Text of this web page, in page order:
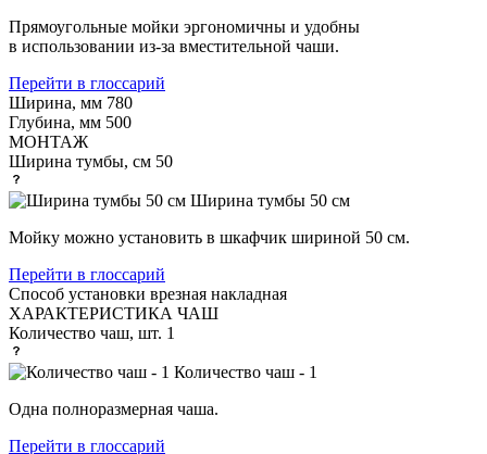
Прямоугольные мойки эргономичны и удобны
в использовании из-за вместительной чаши.
Перейти в глоссарий
Ширина, мм 780
Глубина, мм 500
МОНТАЖ
Ширина тумбы, см 50
Ширина тумбы 50 см
Мойку можно установить в шкафчик шириной 50 см.
Перейти в глоссарий
Способ установки врезная накладная
ХАРАКТЕРИСТИКА ЧАШ
Количество чаш, шт. 1
Количество чаш - 1
Одна полноразмерная чаша.
Перейти в глоссарий